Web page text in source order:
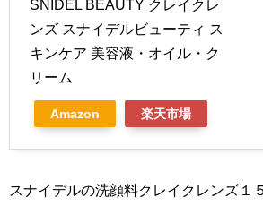
SNIDEL BEAUTY クレイクレ
ンズ スナイデルビューティ ス
キンケア 美容液・オイル・ク
リーム
Amazon 楽天市場
スナイデルの洗顔料クレイクレンズ１